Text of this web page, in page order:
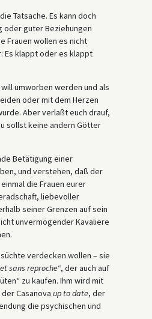
Tatsache. Es kann doch
oder guter Beziehungen
Frauen wollen es nicht
Es klappt oder es klappt
umworben werden und als
oder mit dem Herzen
Aber verlaßt euch drauf,
sollst keine andern Götter
Betätigung einer
und verstehen, daß der
die Frauen eurer
liebevoller
seiner Grenzen auf sein
unvermögender Kavaliere
verdecken wollen – sie
sans reproche“, der auch auf
zu kaufen. Ihm wird mit
Casanova up to date, der
die psychischen und